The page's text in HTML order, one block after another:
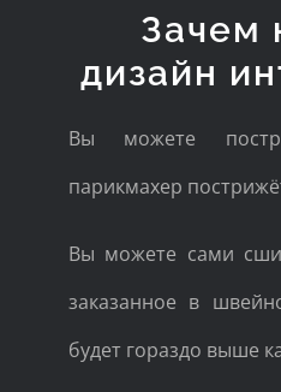
Зачем
дизайн
Вы можете
парикмахер
Вы можете сами
заказанное в
будет гораздо выше